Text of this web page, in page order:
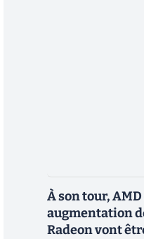
À son tour,
augmentation
Radeon vont